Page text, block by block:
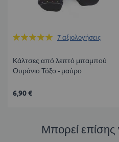
Βαθμολογία:
7 αξιολογήσεις
Κάλτσες από λεπτό μπαμπού
Ουράνιο Τόξο - μαύρο
6,90 €
Μπορεί επίσης